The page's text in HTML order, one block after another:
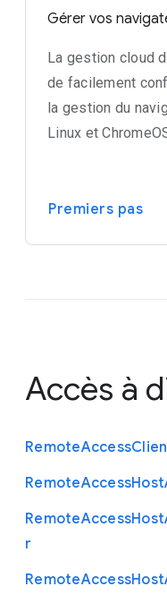
Gérer vos
La gestion cloud
de facilement
la gestion du
Linux et
Premiers pas
Accès à
RemoteAccess
RemoteAccessHost
RemoteAccessHost
r
RemoteAccessHost